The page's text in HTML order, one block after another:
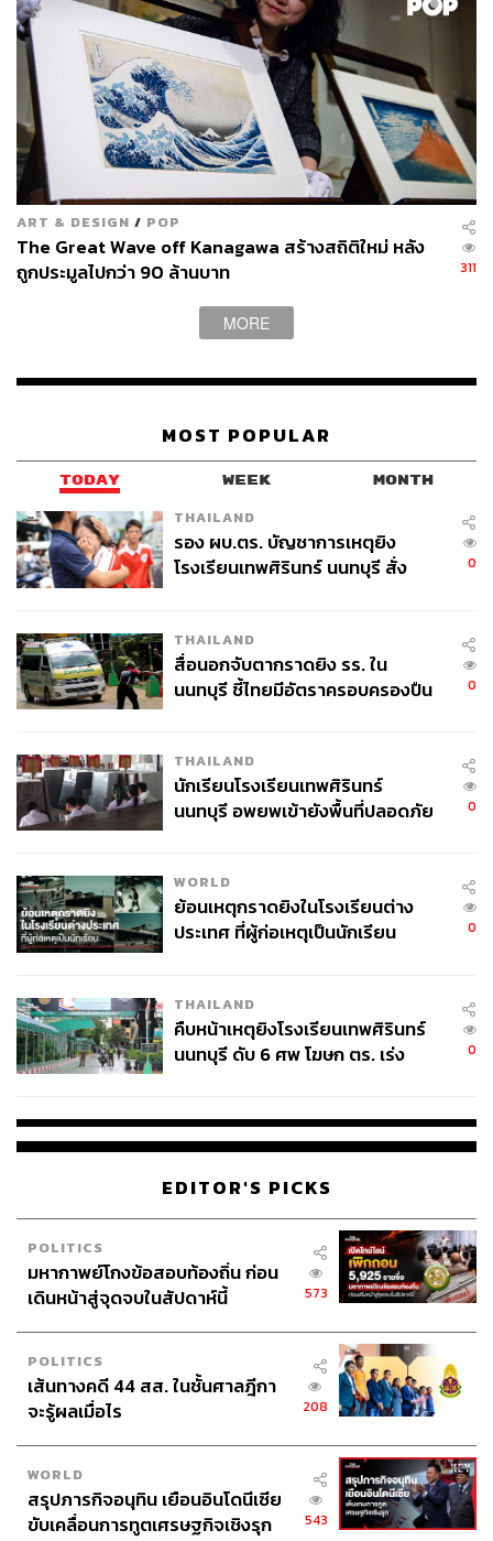
ใจมาจากผลงานต่างๆ ของแวนโก๊ะ เช่น Wheat Fields,
Starry Night, Sunflowers หรือ Yellow House และยังมีป๊อ
ปอัพคาเฟ่โดย After You มาเปิดพร้อมเมนูพิเศษ อาทิ
จากภาพวาด Wheat Fields with Crows
ART & DESIGN / POP
The Great Wave off Kanagawa สร้างสถิติใหม่ หลัง
ถูกประมูลไปกว่า 90 ล้านบาท
311
MORE
MOST POPULAR
TODAY WEEK MONTH
THAILAND
รอง ผบ.ตร. บัญชาการเหตุยิง
โรงเรียนเทพศิรินทร์ นนทบุรี สั่ง
0
THAILAND
สื่อนอกจับตากราดยิง รร. ใน
นนทบุรี ชี้ไทยมีอัตราครอบครองปืน
0
THAILAND
นักเรียนโรงเรียนเทพศิรินทร์
นนทบุรี อพยพเข้ายังพื้นที่ปลอดภัย
0
WORLD
ย้อนเหตุกราดยิงในโรงเรียนต่าง
ประเทศ ที่ผู้ก่อเหตุเป็นนักเรียน
0
THAILAND
คืบหน้าเหตุยิงโรงเรียนเทพศิรินทร์
นนทบุรี ดับ 6 ศพ โฆษก ตร. เร่ง
0
EDITOR'S PICKS
POLITICS
มหากาพย์โกงข้อสอบท้องถิ่น ก่อน
เดินหน้าสู่จุดจบในสัปดาห์นี้
573
POLITICS
เส้นทางคดี 44 สส. ในชั้นศาลฎีกา
จะรู้ผลเมื่อไร
208
WORLD
สรุปภารกิจอนุทิน เยือนอินโดนีเซีย
ขับเคลื่อนการทูตเศรษฐกิจเชิงรุก
543